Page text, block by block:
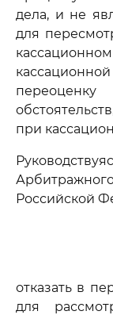
дела, и не
для
переоценку
при
Российской
отказать в
для